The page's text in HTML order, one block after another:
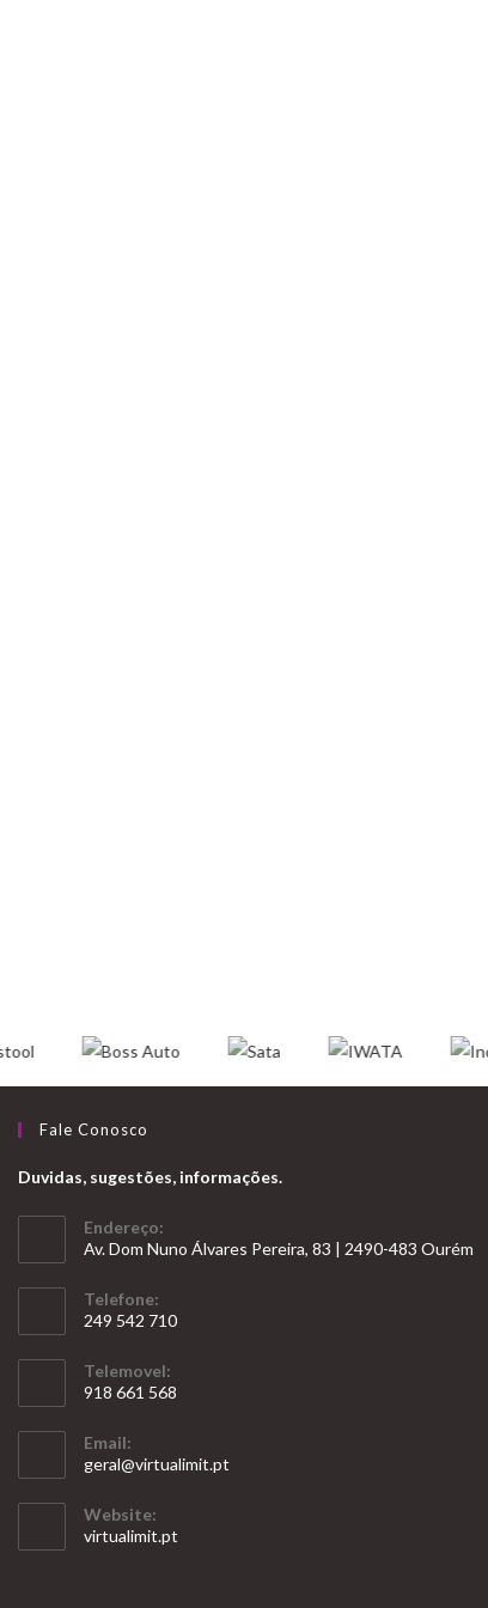
Fale Conosco
Duvidas, sugestões, informações.
Endereço:
Av. Dom Nuno Álvares Pereira, 83 | 2490-483 Ourém
Telefone:
249 542 710
in
your
application
Telemovel:
918 661 568
in
your
application
Email:
geral@virtualimit.pt
Website:
virtualimit.pt